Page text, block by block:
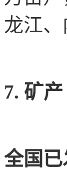
龙江、
7. 矿产
全国